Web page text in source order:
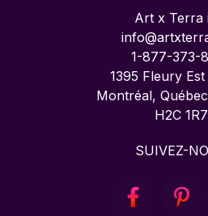
Art x Terra
1-877-373-
1395 Fleury Est
Montréal,
H2C 1R7
SUIVEZ-